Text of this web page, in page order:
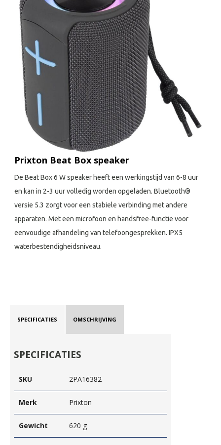
Prixton Beat Box speaker
De Beat Box 6 W speaker heeft een werkingstijd van 6-8 uur
en kan in 2-3 uur volledig worden opgeladen. Bluetooth®
versie 5.3 zorgt voor een stabiele verbinding met andere
apparaten. Met een microfoon en handsfree-functie voor
eenvoudige afhandeling van telefoongesprekken. IPX5
waterbestendigheidsniveau.
SPECIFICATIES OMSCHRIJVING
SPECIFICATIES
SKU 2PA16382
Merk Prixton
Gewicht 620 g